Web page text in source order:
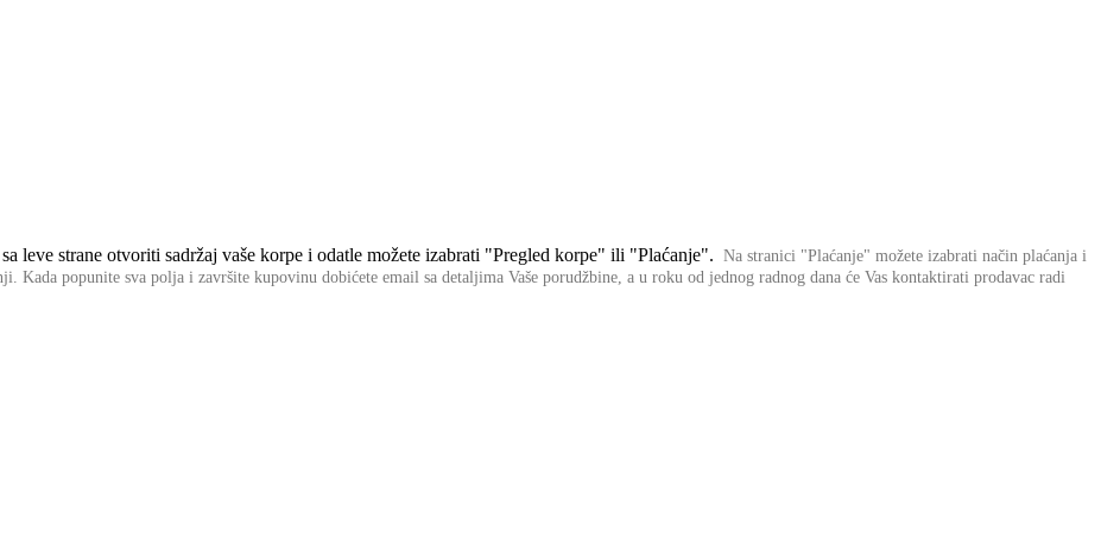
leve strane otvoriti sadržaj vaše korpe i odatle možete izabrati "Pregled korpe" ili "Plaćanje". Na stranici "Plaćanje" možete izabrati način plaćanja i
Kada popunite sva polja i završite kupovinu dobićete email sa detaljima Vaše porudžbine, a u roku od jednog radnog dana će Vas kontaktirati prodavac radi